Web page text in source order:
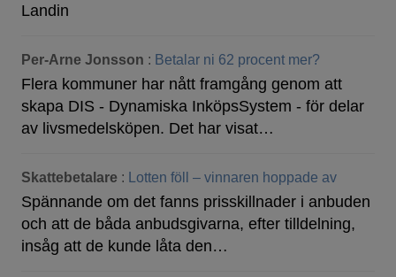
Landin
Per-Arne Jonsson : Betalar ni 62 procent mer?
Flera kommuner har nått framgång genom att
skapa DIS - Dynamiska InköpsSystem - för delar
av livsmedelsköpen. Det har visat…
Skattebetalare : Lotten föll – vinnaren hoppade av
Spännande om det fanns prisskillnader i anbuden
och att de båda anbudsgivarna, efter tilldelning,
insåg att de kunde låta den…